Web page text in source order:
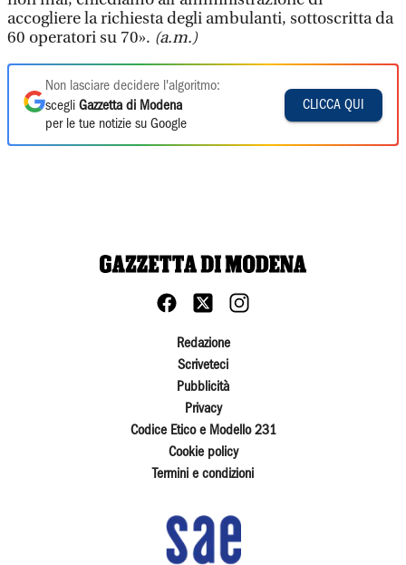
accogliere la richiesta degli ambulanti, sottoscritta da
60 operatori su 70». (a.m.)
Non lasciare decidere l'algoritmo:
scegli Gazzetta di Modena
per le tue notizie su Google
CLICCA QUI
Redazione
Scriveteci
Pubblicità
Privacy
Codice Etico e Modello 231
Cookie policy
Termini e condizioni